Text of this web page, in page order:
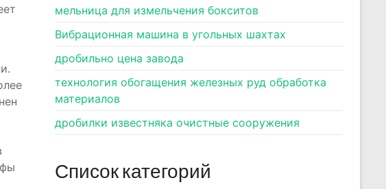
мельница для измельчения бокситов
Вибрационная машина в угольных шахтах
дробильно цена завода
технология обогащения железных руд обработка
материалов
дробилки известняка очистные сооружения
Список категорий